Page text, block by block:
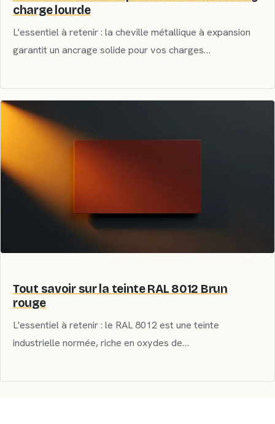
charge lourde
L'essentiel à retenir : la cheville métallique à expansion
garantit un ancrage solide pour vos charges…
Tout savoir sur la teinte RAL 8012 Brun
rouge
L'essentiel à retenir : le RAL 8012 est une teinte
industrielle normée, riche en oxydes de…